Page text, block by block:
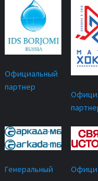
Официальный
партнер
Генеральный